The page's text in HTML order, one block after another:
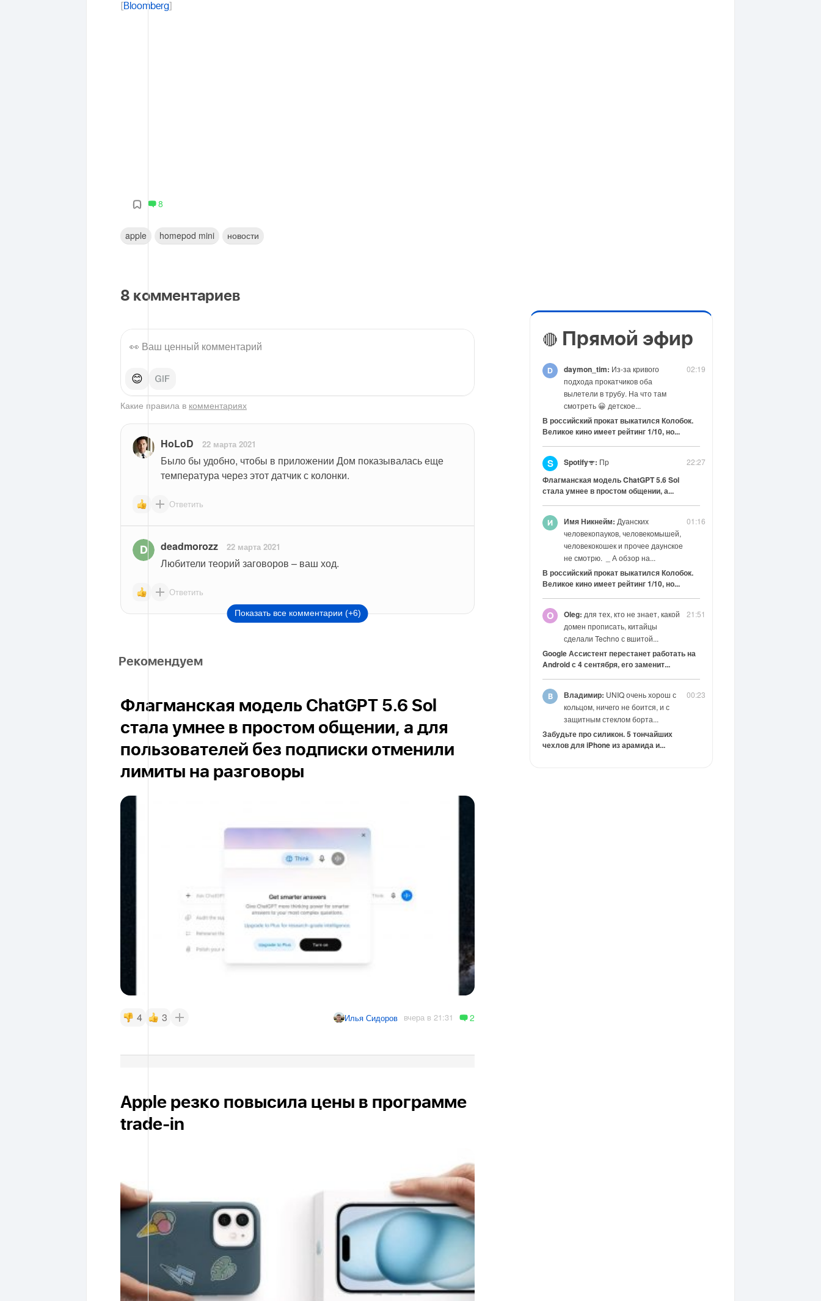
[Bloomberg]
8
apple homepod mini новости
8 комментариев
😊
Какие правила в комментариях
HoLoD 22 марта 2021
Было бы удобно, чтобы в приложении Дом показывалась еще
температура через этот датчик с колонки.
Ответить
deadmorozz 22 марта 2021
Любители теорий заговоров – ваш ход.
Ответить
Показать все комментарии (+6)
Рекомендуем
Флагманская модель ChatGPT 5.6 Sol
стала умнее в простом общении, а для
пользователей без подписки отменили
лимиты на разговоры
4 3 Илья Сидоров вчера в 21:31 2
Apple резко повысила цены в программе
trade-in
🔴 Прямой эфир
02:19
daymon_tim: Из-за кривого
подхода прокатчиков оба
вылетели в трубу. На что там
смотреть 😀 детское...
В российский прокат выкатился Колобок.
Великое кино имеет рейтинг 1/10, но...
22:27
S Spotifyᯤ: Пр
Флагманская модель ChatGPT 5.6 Sol
стала умнее в простом общении, а...
01:16
Имя Никнейм: Дуанских
человекопауков, человекомышей,
человекокошек и прочее даунское
не смотрю. _ А обзор на...
В российский прокат выкатился Колобок.
Великое кино имеет рейтинг 1/10, но...
21:51
O Oleg: для тех, кто не знает, какой
домен прописать, китайцы
сделали Techno с вшитой...
Google Ассистент перестанет работать на
Android с 4 сентября, его заменит...
00:23
Владимир: UNIQ очень хорош с
кольцом, ничего не боится, и с
защитным стеклом борта...
Забудьте про силикон. 5 тончайших
чехлов для iPhone из арамида и...